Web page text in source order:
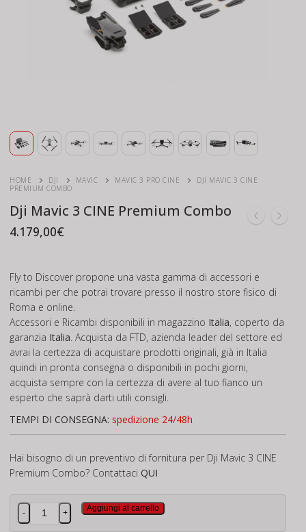
HOME DJI MAVIC MAVIC 3 PRO CINE
DJI MAVIC 3 CINE
PREMIUM COMBO
Dji Mavic 3 CINE Premium Combo
4.179,00€
Fly to Discover propone una vasta gamma di accessori e
ricambi per che potrai trovare presso il nostro store fisico di
Roma e online.
Accessori e Ricambi disponibili in magazzino Italia, coperto da
garanzia Italia. Acquista da FTD, azienda leader del settore ed
avrai la certezza di acquistare prodotti originali, già in Italia
quindi in pronta consegna o disponibili in pochi giorni,
acquista sempre con la certezza di avere al tuo fianco un
esperto che saprà darti utili consigli.
TEMPI DI CONSEGNA: spedizione 24/48h
Hai bisogno di un preventivo di fornitura per Dji Mavic 3 CINE
Premium Combo? Contattaci QUI
Dji
Mavic
- +
Aggiungi al carrello